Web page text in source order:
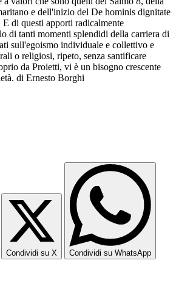
e dell'inizio del De hominis dignitate
di questi apporti radicalmente
di tanti momenti splendidi della carriera di
sull'egoismo individuale e collettivo e
o religiosi, ripeto, senza santificare
da Proietti, vi è un bisogno crescente
di Ernesto Borghi
Condividi su X Condividi su WhatsApp